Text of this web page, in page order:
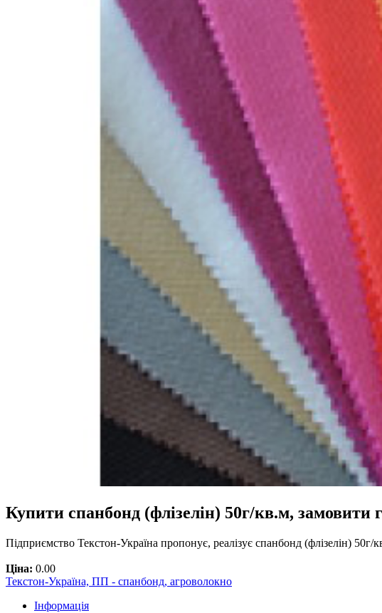
Купити спанбонд (флізелін) 50г/кв.м, замовити
Підприємство Текстон-Україна пропонує, реалізує спанбонд (флізелін)
Ціна: 0.00
Текстон-Україна, ПП - спанбонд, агроволокно
Інформація